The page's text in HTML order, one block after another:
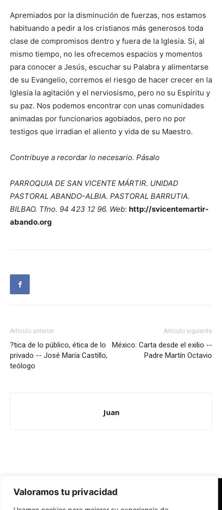
Valoramos tu privacidad
Apremiados por la disminución de fuerzas, nos estamos
habituando a pedir a los cristianos más generosos toda
clase de compromisos dentro y fuera de la Iglesia. Si, al
mismo tiempo, no les ofrecemos espacios y momentos
para conocer a Jesús, escuchar su Palabra y alimentarse
de su Evangelio, corremos el riesgo de hacer crecer en la
Iglesia la agitación y el nerviosismo, pero no su Espíritu y
su paz. Nos podemos encontrar con unas comunidades
animadas por funcionarios agobiados, pero no por
testigos que irradian el aliento y vida de su Maestro.
Contribuye a recordar lo necesario. Pásalo
PARROQUIA DE SAN VICENTE MÁRTIR. UNIDAD
PASTORAL ABANDO-ALBIA. PASTORAL BARRUTIA.
BILBAO. Tfno. 94 423 12 96. Web: http://svicentemartir-
abando.org
Artículo anterior
?tica de lo público, ética de lo
privado -- José María Castillo,
teólogo
Artículo siguiente
México: Carta desde el exilio --
Padre Martín Octavio
Juan
Redes Cristianas